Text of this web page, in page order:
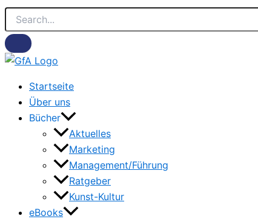
Startseite
Über uns
Bücher
Aktuelles
Marketing
Management/Führung
Ratgeber
Kunst-Kultur
eBooks